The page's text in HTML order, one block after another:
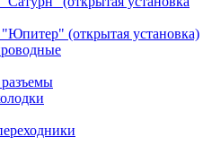
(открытая установка)